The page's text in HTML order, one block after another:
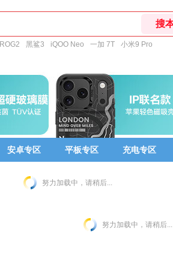
ROG2 黑鲨3 iQOO Neo 一加 7T 小米9 Pro
安卓专区 平板专区 充电专区
努力加载中，请稍后...
努力加载中，请稍后...